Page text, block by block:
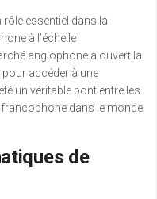
rôle essentiel dans la
à l’échelle
anglophone a ouvert la
accéder à une
un véritable pont entre les
dans le monde
de